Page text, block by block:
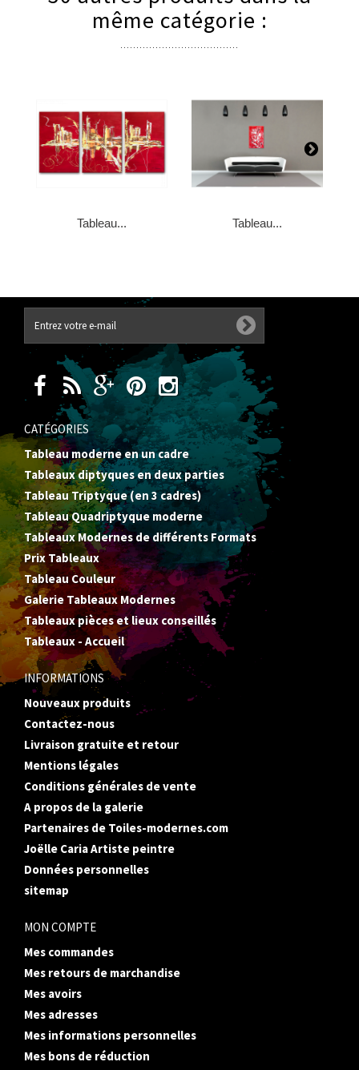
même catégorie :
Tableau... Tableau...
CATÉGORIES
Tableau moderne en un cadre
Tableaux diptyques en deux parties
Tableau Triptyque (en 3 cadres)
Tableau Quadriptyque moderne
Tableaux Modernes de différents Formats
Prix Tableaux
Tableau Couleur
Galerie Tableaux Modernes
Tableaux pièces et lieux conseillés
Tableaux - Accueil
INFORMATIONS
Nouveaux produits
Contactez-nous
Livraison gratuite et retour
Mentions légales
Conditions générales de vente
A propos de la galerie
Partenaires de Toiles-modernes.com
Joëlle Caria Artiste peintre
Données personnelles
sitemap
MON COMPTE
Mes commandes
Mes retours de marchandise
Mes avoirs
Mes adresses
Mes informations personnelles
Mes bons de réduction